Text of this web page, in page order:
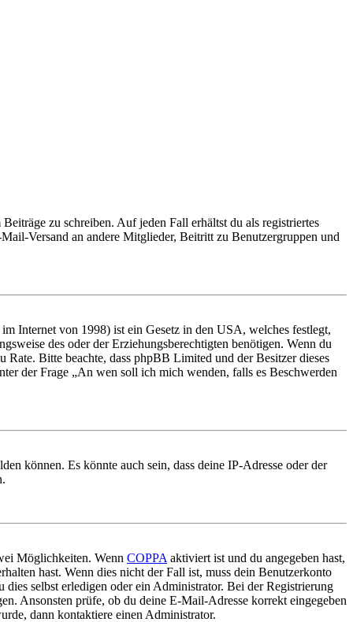
zu schreiben. Auf jeden Fall erhältst du als registriertes
Versand an andere Mitglieder, Beitritt zu Benutzergruppen und
Internet von 1998) ist ein Gesetz in den USA, welches festlegt,
des oder der Erziehungsberechtigten benötigen. Wenn du
Bitte beachte, dass phpBB Limited und der Besitzer dieses
der Frage „An wen soll ich mich wenden, falls es Beschwerden
können. Es könnte auch sein, dass deine IP-Adresse oder der
Möglichkeiten. Wenn COPPA aktiviert ist und du angegeben hast,
hast. Wenn dies nicht der Fall ist, muss dein Benutzerkonto
selbst erledigen oder ein Administrator. Bei der Registrierung
Ansonsten prüfe, ob du deine E-Mail-Adresse korrekt eingegeben
dann kontaktiere einen Administrator.